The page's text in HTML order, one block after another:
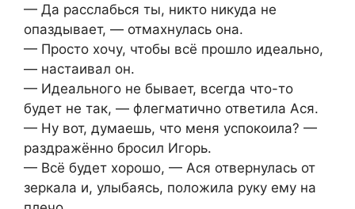
— Да расслабься ты, никто никуда не
опаздывает, — отмахнулась она.
— Просто хочу, чтобы всё прошло идеально,
— настаивал он.
— Идеального не бывает, всегда что-то
будет не так, — флегматично ответила Ася.
— Ну вот, думаешь, что меня успокоила? —
раздражённо бросил Игорь.
— Всё будет хорошо, — Ася отвернулась от
зеркала и, улыбаясь, положила руку ему на